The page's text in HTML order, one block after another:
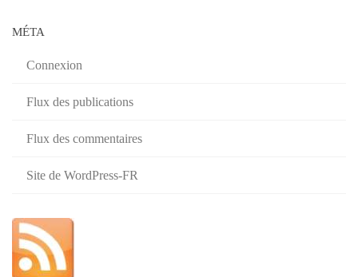
MÉTA
Connexion
Flux des publications
Flux des commentaires
Site de WordPress-FR